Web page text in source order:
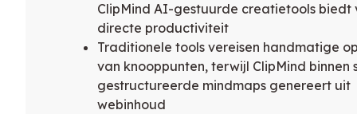
ClipMind AI-gestuurde creatietools biedt
directe productiviteit
Traditionele tools vereisen handmatige
van knooppunten, terwijl ClipMind binnen
gestructureerde mindmaps genereert uit
webinhoud